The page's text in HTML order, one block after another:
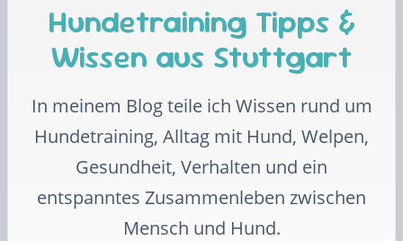
Hundetraining Tipps &
Wissen aus Stuttgart
In meinem Blog teile ich Wissen rund um
Hundetraining, Alltag mit Hund, Welpen,
Gesundheit, Verhalten und ein
entspanntes Zusammenleben zwischen
Mensch und Hund.